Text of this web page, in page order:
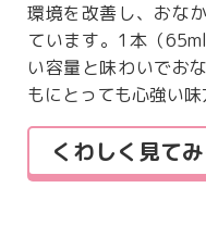
環境を改善し、おな
ています。1本（
い容量と味わいでお
もにとっても心強い味
くわしく見て